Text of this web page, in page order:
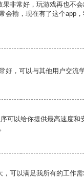
果非常好，玩游戏再也不
会输，现在有了这个app
好，可以与其他用户交流学
可以给你提供最高速度和
，可以满足我所有的工作